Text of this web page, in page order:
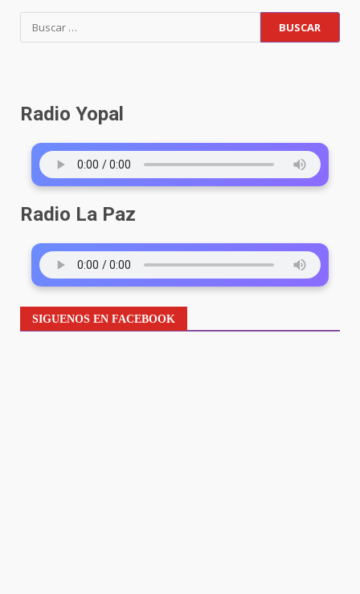
Buscar:
Radio Yopal
Radio La Paz
SIGUENOS EN FACEBOOK